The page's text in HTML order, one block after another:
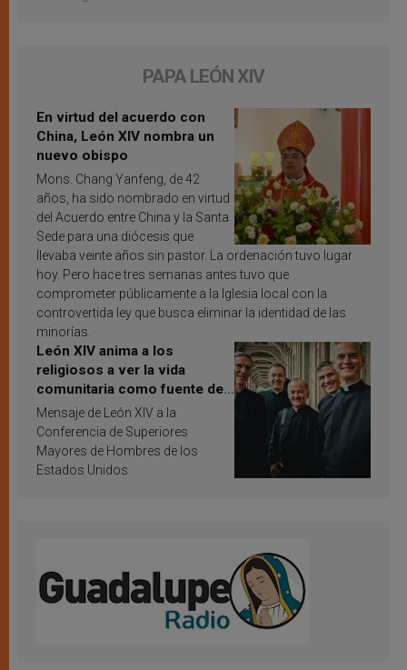
PAPA LEÓN XIV
En virtud del acuerdo con
China, León XIV nombra un
nuevo obispo
Mons. Chang Yanfeng, de 42
años, ha sido nombrado en virtud
del Acuerdo entre China y la Santa
Sede para una diócesis que
llevaba veinte años sin pastor. La ordenación tuvo lugar
hoy. Pero hace tres semanas antes tuvo que
comprometer públicamente a la Iglesia local con la
controvertida ley que busca eliminar la identidad de las
minorías.
León XIV anima a los
religiosos a ver la vida
comunitaria como fuente de
inspiración y santificación
Mensaje de León XIV a la
Conferencia de Superiores
Mayores de Hombres de los
Estados Unidos